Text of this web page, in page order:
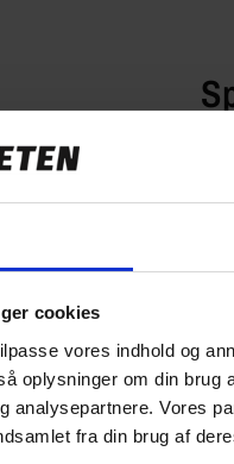
cookies
vores indhold og
oplysninger om din brug
analysepartnere. Vores
fra din brug af